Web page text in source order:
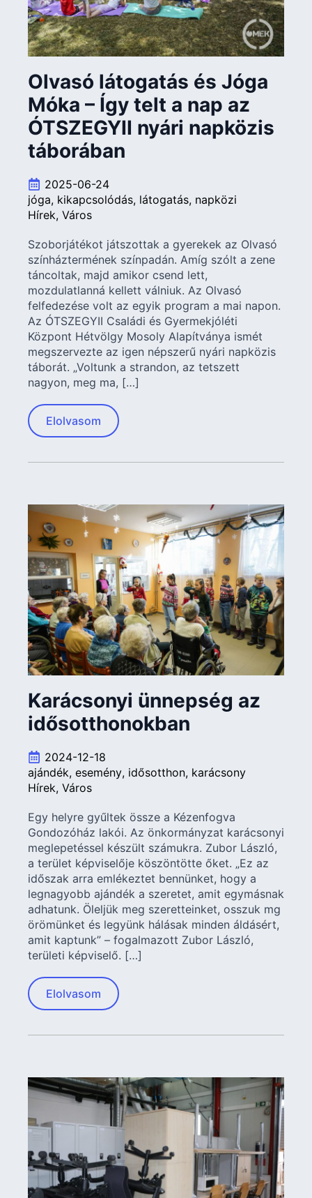
Olvasó látogatás és Jóga
Móka – Így telt a nap az
ÓTSZEGYII nyári napközis
táborában
2025-06-24
jóga kikapcsolódás látogatás napközi
Hírek Város
Szoborjátékot játszottak a gyerekek az Olvasó
színháztermének színpadán. Amíg szólt a zene
táncoltak, majd amikor csend lett,
mozdulatlanná kellett válniuk. Az Olvasó
felfedezése volt az egyik program a mai napon.
Az ÓTSZEGYII Családi és Gyermekjóléti
Központ Hétvölgy Mosoly Alapítványa ismét
megszervezte az igen népszerű nyári napközis
táborát. „Voltunk a strandon, az tetszett
nagyon, meg ma, […]
Elolvasom
Karácsonyi ünnepség az
idősotthonokban
2024-12-18
ajándék esemény idősotthon karácsony
Hírek Város
Egy helyre gyűltek össze a Kézenfogva
Gondozóház lakói. Az önkormányzat karácsonyi
meglepetéssel készült számukra. Zubor László,
a terület képviselője köszöntötte őket. „Ez az
időszak arra emlékeztet bennünket, hogy a
legnagyobb ajándék a szeretet, amit egymásnak
adhatunk. Öleljük meg szeretteinket, osszuk mg
örömünket és legyünk hálásak minden áldásért,
amit kaptunk” – fogalmazott Zubor László,
területi képviselő. […]
Elolvasom